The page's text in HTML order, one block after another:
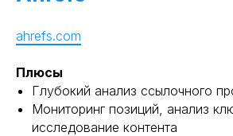
ahrefs.com
Плюсы
Глубокий анализ ссылочного
Мониторинг позиций, анализ
исследование контента